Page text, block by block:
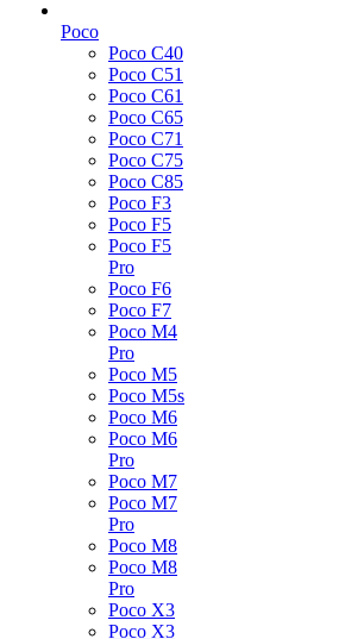
Poco
Poco C40
Poco C51
Poco C61
Poco C65
Poco C71
Poco C75
Poco C85
Poco F3
Poco F5
Poco F5
Pro
Poco F6
Poco F7
Poco M4
Pro
Poco M5
Poco M5s
Poco M6
Poco M6
Pro
Poco M7
Poco M7
Pro
Poco M8
Poco M8
Pro
Poco X3
Poco X3